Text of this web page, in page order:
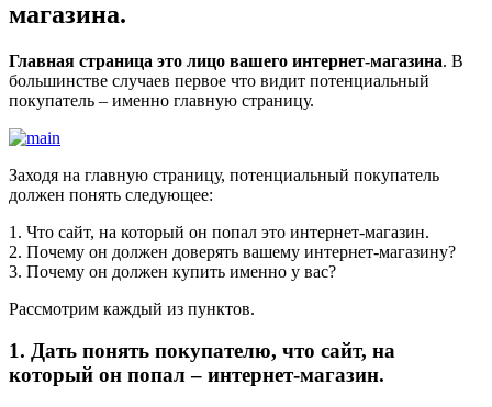
магазина.
Главная страница это лицо вашего интернет-магазина. В
большинстве случаев первое что видит потенциальный
покупатель – именно главную страницу.
Заходя на главную страницу, потенциальный покупатель
должен понять следующее:
1. Что сайт, на который он попал это интернет-магазин.
2. Почему он должен доверять вашему интернет-магазину?
3. Почему он должен купить именно у вас?
Рассмотрим каждый из пунктов.
1. Дать понять покупателю, что сайт, на
который он попал – интернет-магазин.